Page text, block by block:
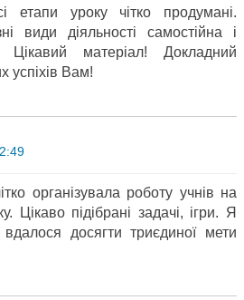
етапи уроку чітко продумані.
види діяльності самостійна і
матеріал! Докладний
успіхів Вам!
організувала роботу учнів на
Цікаво підібрані задачі, ігри. Я
досягти триєдиної мети